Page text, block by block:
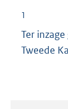
1
Ter
Tweede